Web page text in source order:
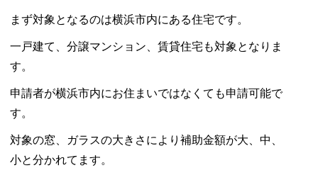
下
レ
は
まず対象となるのは横浜市内にある住宅です。
一戸建て、分譲マンション、賃貸住宅も対象となりま
す。
申請者が横浜市内にお住まいではなくても申請可能で
す。
対象の窓、ガラスの大きさにより補助金額が大、中、
小と分かれてます。